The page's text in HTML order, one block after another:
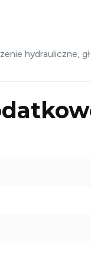
hydrauliczne,